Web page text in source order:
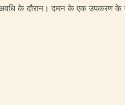
के दौरान। दमन के एक उपकरण के